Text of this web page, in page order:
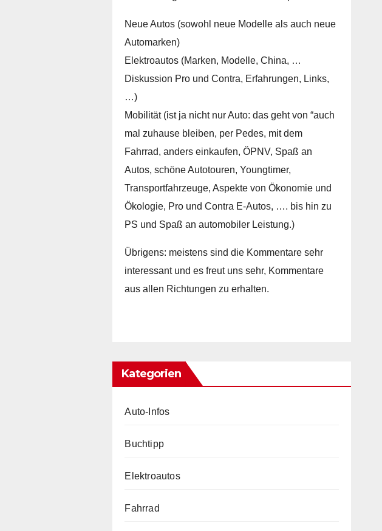
Neue Autos (sowohl neue Modelle als auch neue
Automarken)
Elektroautos (Marken, Modelle, China, …
Diskussion Pro und Contra, Erfahrungen, Links,
…)
Mobilität (ist ja nicht nur Auto: das geht von “auch
mal zuhause bleiben, per Pedes, mit dem
Fahrrad, anders einkaufen, ÖPNV, Spaß an
Autos, schöne Autotouren, Youngtimer,
Transportfahrzeuge, Aspekte von Ökonomie und
Ökologie, Pro und Contra E-Autos, …. bis hin zu
PS und Spaß an automobiler Leistung.)
Übrigens: meistens sind die Kommentare sehr
interessant und es freut uns sehr, Kommentare
aus allen Richtungen zu erhalten.
Kategorien
Auto-Infos
Buchtipp
Elektroautos
Fahrrad